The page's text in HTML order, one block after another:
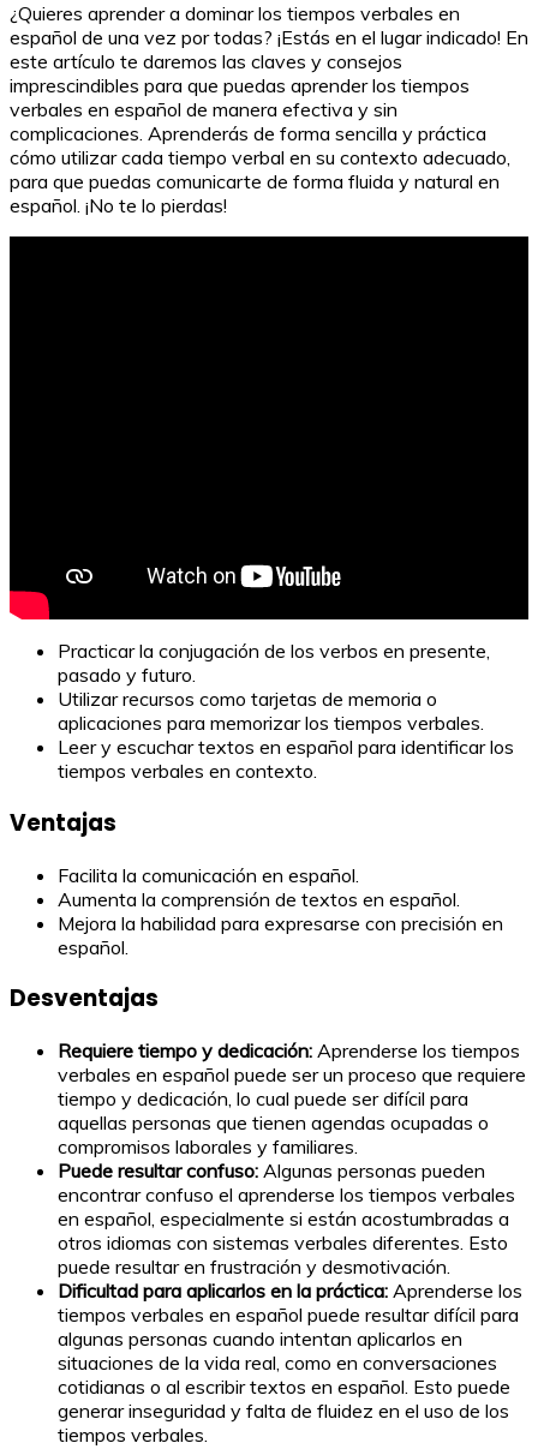
¿Quieres aprender a dominar los tiempos verbales en
español de una vez por todas? ¡Estás en el lugar indicado! En
este artículo te daremos las claves y consejos
imprescindibles para que puedas aprender los tiempos
verbales en español de manera efectiva y sin
complicaciones. Aprenderás de forma sencilla y práctica
cómo utilizar cada tiempo verbal en su contexto adecuado,
para que puedas comunicarte de forma fluida y natural en
español. ¡No te lo pierdas!
Practicar la conjugación de los verbos en presente,
pasado y futuro.
Utilizar recursos como tarjetas de memoria o
aplicaciones para memorizar los tiempos verbales.
Leer y escuchar textos en español para identificar los
tiempos verbales en contexto.
Ventajas
Facilita la comunicación en español.
Aumenta la comprensión de textos en español.
Mejora la habilidad para expresarse con precisión en
español.
Desventajas
Requiere tiempo y dedicación: Aprenderse los tiempos
verbales en español puede ser un proceso que requiere
tiempo y dedicación, lo cual puede ser difícil para
aquellas personas que tienen agendas ocupadas o
compromisos laborales y familiares.
Puede resultar confuso: Algunas personas pueden
encontrar confuso el aprenderse los tiempos verbales
en español, especialmente si están acostumbradas a
otros idiomas con sistemas verbales diferentes. Esto
puede resultar en frustración y desmotivación.
Dificultad para aplicarlos en la práctica: Aprenderse los
tiempos verbales en español puede resultar difícil para
algunas personas cuando intentan aplicarlos en
situaciones de la vida real, como en conversaciones
cotidianas o al escribir textos en español. Esto puede
generar inseguridad y falta de fluidez en el uso de los
tiempos verbales.